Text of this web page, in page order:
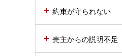
約束が守られない
売主からの説明不足